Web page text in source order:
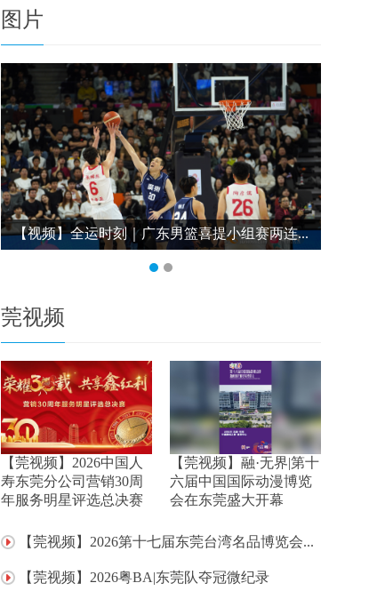
图片
【视频】全运时刻｜广东男篮喜提小组赛两连...
莞视频
【莞视频】2026中国人
寿东莞分公司营销30周
年服务明星评选总决赛
【莞视频】融·无界|第十
六届中国国际动漫博览
会在东莞盛大开幕
【莞视频】2026第十七届东莞台湾名品博览会...
【莞视频】2026粤BA|东莞队夺冠微纪录